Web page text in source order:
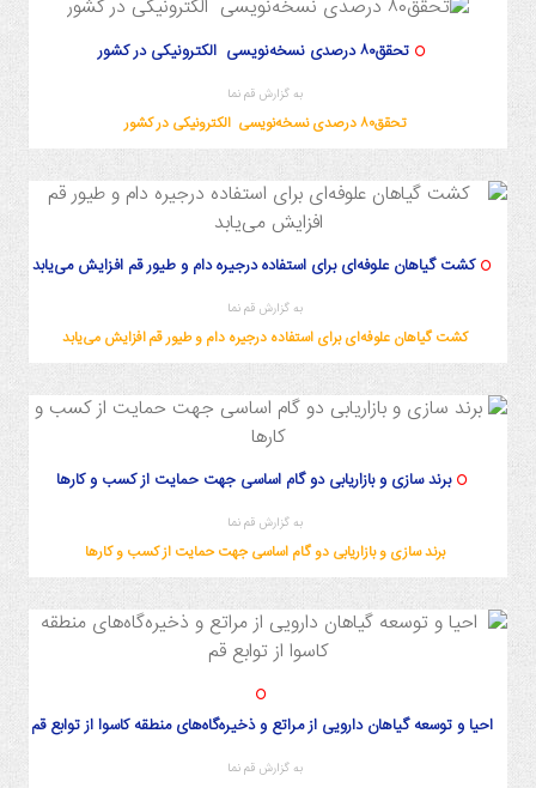
تحقق۸۰ درصدی نسخه‌نویسی الکترونیکی در کشور
به گزارش قم نما
تحقق۸۰ درصدی نسخه‌نویسی الکترونیکی در کشور
کشت گیاهان علوفه‌ای برای استفاده درجیره دام و طیور قم افزایش می‌یابد
به گزارش قم نما
کشت گیاهان علوفه‌ای برای استفاده درجیره دام و طیور قم افزایش می‌یابد
برند سازی و بازاریابی دو گام اساسی جهت حمایت از کسب و کارها
به گزارش قم نما
برند سازی و بازاریابی دو گام اساسی جهت حمایت از کسب و کارها
احیا و توسعه گیاهان دارویی از مراتع و ذخیره‌گاه‌های منطقه کاسوا از توابع قم
به گزارش قم نما